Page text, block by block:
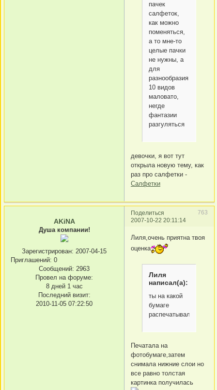
пачек
салфеток,
как можно
поменяться,
а то мне-то
целые пачки
не нужны, а
для
разнообразия
10 видов
маловато,
негде
фантазии
разгуляться
девочки, я вот тут
открыла новую тему, как
раз про салфетки -
Салфетки
Поделиться
763
2007-10-22 20:11:14
AKiNA
Душа компании!
Зарегистрирован: 2007-04-15
Приглашений: 0
Сообщений: 2963
Провел на форуме:
8 дней 1 час
Последний визит:
2010-11-05 07:22:50
Лиля,очень приятна твоя
оценка
Лиля
написал(а):
ты на какой
бумаге
распечатывала?
Печатала на
фотобумаге,затем
снимала нижние слои но
все равно толстая
картинка получилась